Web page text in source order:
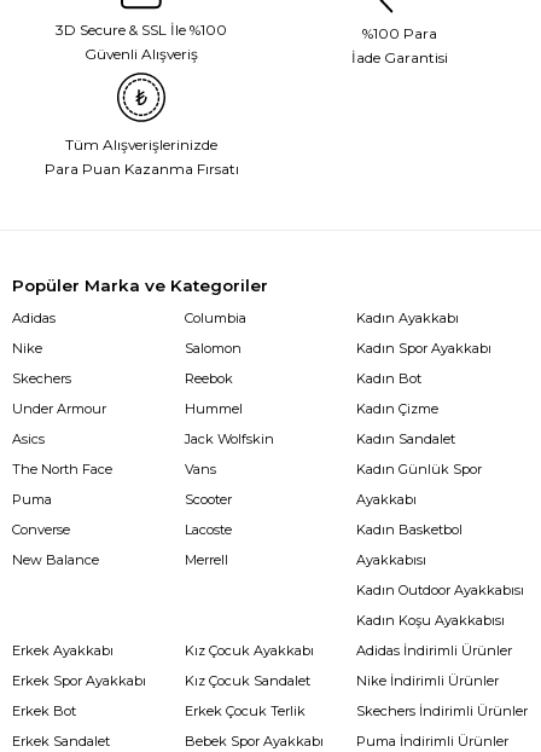
3D Secure & SSL İle %100
Güvenli Alışveriş
%100 Para
İade Garantisi
Tüm Alışverişlerinizde
Para Puan Kazanma Fırsatı
Popüler Marka ve Kategoriler
Adidas
Nike
Skechers
Under Armour
Asics
The North Face
Puma
Converse
New Balance
Columbia
Salomon
Reebok
Hummel
Jack Wolfskin
Vans
Scooter
Lacoste
Merrell
Kadın Ayakkabı
Kadın Spor Ayakkabı
Kadın Bot
Kadın Çizme
Kadın Sandalet
Kadın Günlük Spor
Ayakkabı
Kadın Basketbol
Ayakkabısı
Kadın Outdoor Ayakkabısı
Kadın Koşu Ayakkabısı
Erkek Ayakkabı
Erkek Spor Ayakkabı
Erkek Bot
Erkek Sandalet
Kız Çocuk Ayakkabı
Kız Çocuk Sandalet
Erkek Çocuk Terlik
Bebek Spor Ayakkabı
Adidas İndirimli Ürünler
Nike İndirimli Ürünler
Skechers İndirimli Ürünler
Puma İndirimli Ürünler